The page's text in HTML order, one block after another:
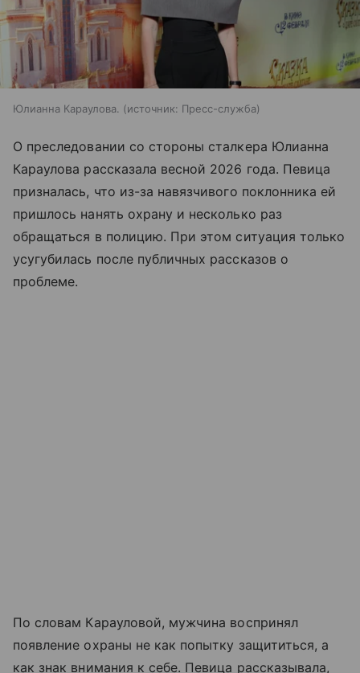
Юлианна Караулова. источник: Пресс-служба
О преследовании со стороны сталкера Юлианна
Караулова рассказала весной 2026 года. Певица
призналась, что из-за навязчивого поклонника ей
пришлось нанять охрану и несколько раз
обращаться в полицию. При этом ситуация только
усугубилась после публичных рассказов о
проблеме.
По словам Карауловой, мужчина воспринял
появление охраны не как попытку защититься, а
как знак внимания к себе. Певица рассказывала,